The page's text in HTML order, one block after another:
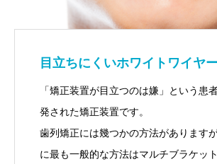
目立ちにくいホワイトワイヤ
「矯正装置が目立つのは嫌」という患
発された矯正装置です。
歯列矯正には幾つかの方法があります
に最も一般的な方法はマルチブラケッ